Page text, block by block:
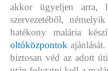
akkor ügyeljen arra,
szervezetéből,
hatékony malária
oltóközpontok
biztosan véd az adott